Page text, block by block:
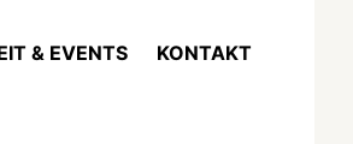
& EVENTS KONTAKT